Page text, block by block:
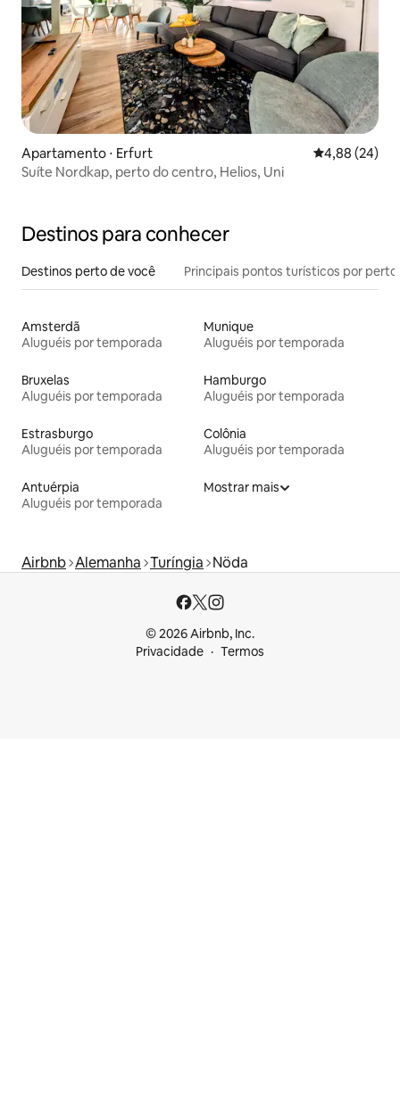
Apartamento ⋅ Erfurt 4,88 de uma
4,88 (24)
Suíte Nordkap, perto do centro, Helios, Uni
Destinos para conhecer
Destinos perto de você Principais pontos turísticos por perto
Amsterdã
Aluguéis por temporada
Munique
Aluguéis por temporada
Bruxelas
Aluguéis por temporada
Hamburgo
Aluguéis por temporada
Estrasburgo
Aluguéis por temporada
Colônia
Aluguéis por temporada
Antuérpia
Aluguéis por temporada
Mostrar mais
Airbnb Alemanha Turíngia Nöda
© 2026 Airbnb, Inc.
Privacidade
Termos